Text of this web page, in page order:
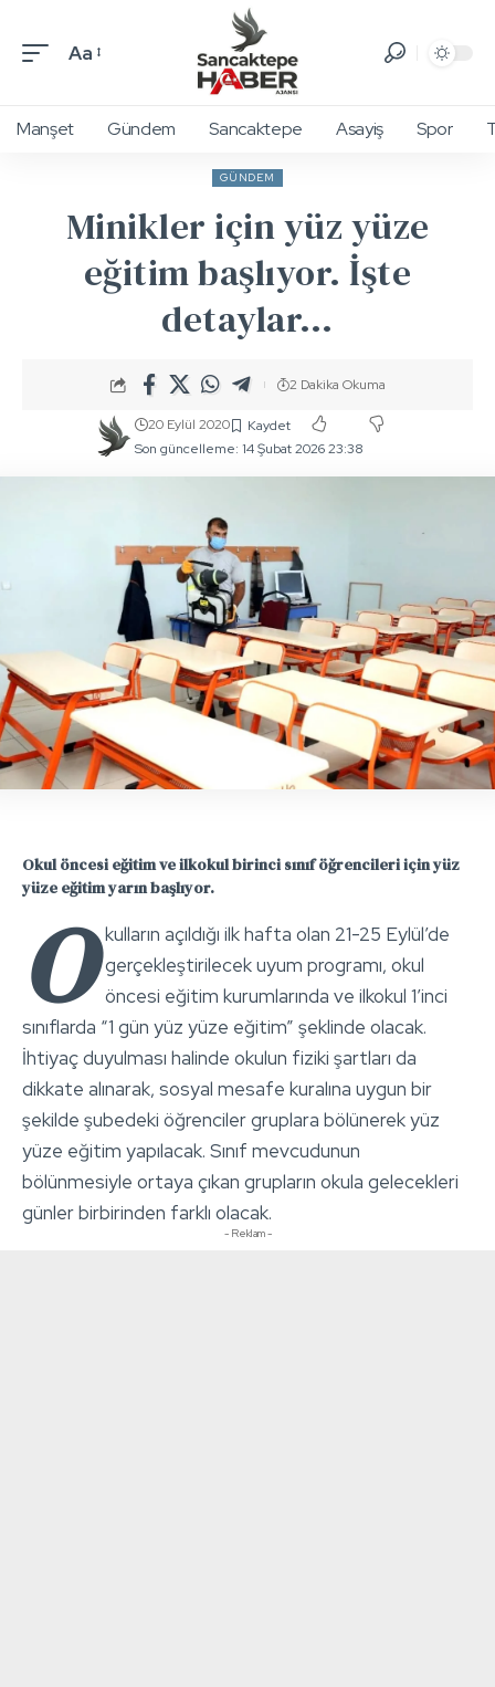
Aa
Manşet Gündem Sancaktepe Asayiş Spor
GÜNDEM
Minikler için yüz yüze
eğitim başlıyor. İşte
detaylar…
Son güncelleme: 14 Şubat 2026 23:38
20 Eylül 2020
2 Dakika Okuma
Okul öncesi eğitim ve ilkokul birinci sınıf öğrencileri için yüz
yüze eğitim yarın başlıyor.
O kulların açıldığı ilk hafta olan 21-25 Eylül’de
gerçekleştirilecek uyum programı, okul
öncesi eğitim kurumlarında ve ilkokul 1’inci
sınıflarda “1 gün yüz yüze eğitim” şeklinde olacak.
İhtiyaç duyulması halinde okulun fiziki şartları da
dikkate alınarak, sosyal mesafe kuralına uygun bir
şekilde şubedeki öğrenciler gruplara bölünerek yüz
yüze eğitim yapılacak. Sınıf mevcudunun
bölünmesiyle ortaya çıkan grupların okula gelecekleri
günler birbirinden farklı olacak.
- Reklam -